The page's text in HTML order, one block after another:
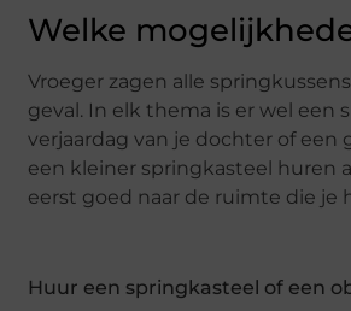
Welke
Vroeger zagen alle
geval. In elk thema is er wel
verjaardag van je dochter of
een kleiner springkasteel huren
eerst goed naar de ruimte die
Huur een springkasteel of een